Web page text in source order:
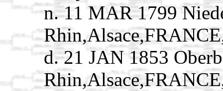
n. 11 MAR 1799
d. 21 JAN 1853